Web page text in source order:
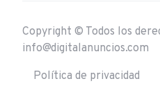
Copyright © Todos los
info@digitalanuncios.com
Política de privacidad